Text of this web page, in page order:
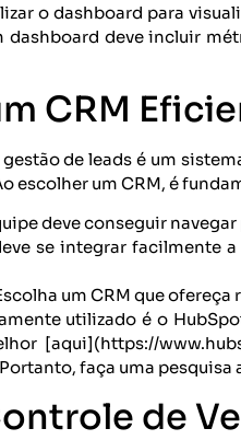
o dashboard para
deve incluir
CRM
de leads é um
escolher um CRM, é
deve conseguir
se integrar facilmente
um CRM que
utilizado é o
[aqui](https://
faça uma
de